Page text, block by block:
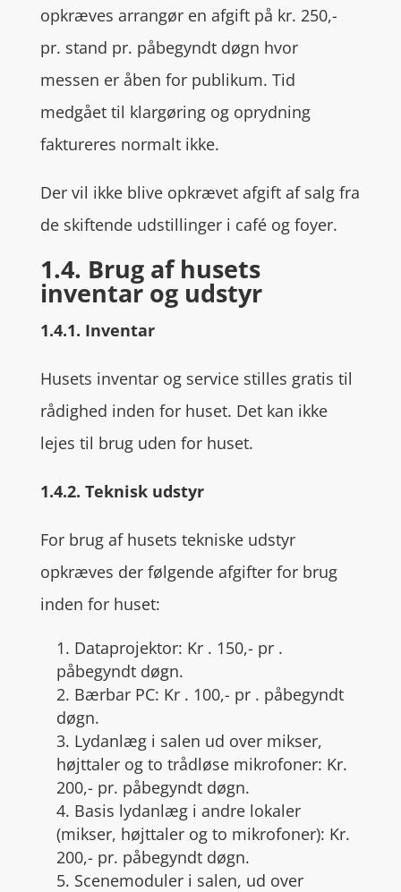
opkræves arrangør en afgift på kr. 250,-
pr. stand pr. påbegyndt døgn hvor
messen er åben for publikum. Tid
medgået til klargøring og oprydning
faktureres normalt ikke.
Der vil ikke blive opkrævet afgift af salg fra
de skiftende udstillinger i café og foyer.
1.4. Brug af husets
inventar og udstyr
1.4.1. Inventar
Husets inventar og service stilles gratis til
rådighed inden for huset. Det kan ikke
lejes til brug uden for huset.
1.4.2. Teknisk udstyr
For brug af husets tekniske udstyr
opkræves der følgende afgifter for brug
inden for huset:
1. Dataprojektor: Kr . 150,- pr .
påbegyndt døgn.
2. Bærbar PC: Kr . 100,- pr . påbegyndt
døgn.
3. Lydanlæg i salen ud over mikser,
højttaler og to trådløse mikrofoner: Kr.
200,- pr. påbegyndt døgn.
4. Basis lydanlæg i andre lokaler
(mikser, højttaler og to mikrofoner): Kr.
200,- pr. påbegyndt døgn.
5. Scenemoduler i salen, ud over